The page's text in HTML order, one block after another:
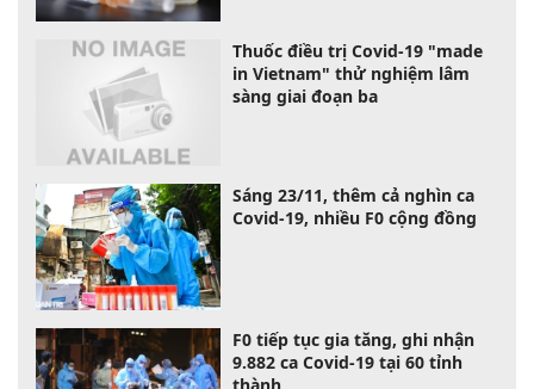
Thuốc điều trị Covid-19 "made
in Vietnam" thử nghiệm lâm
sàng giai đoạn ba
Sáng 23/11, thêm cả nghìn ca
Covid-19, nhiều F0 cộng đồng
F0 tiếp tục gia tăng, ghi nhận
9.882 ca Covid-19 tại 60 tỉnh